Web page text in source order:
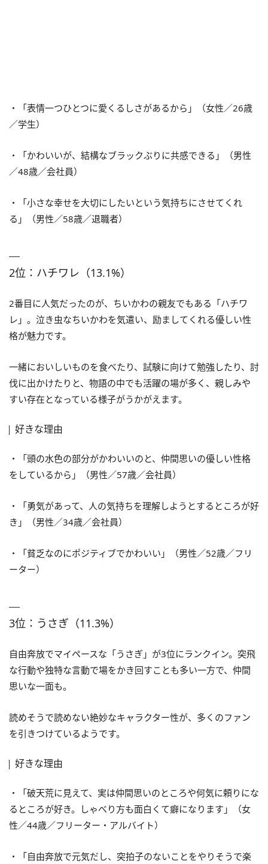
・「表情一つひとつに愛くるしさがあるから」（女性／26歳
／学生）
・「かわいいが、結構なブラックぶりに共感できる」（男性
／48歳／会社員）
・「小さな幸せを大切にしたいという気持ちにさせてくれ
る」（男性／58歳／退職者）
2位：ハチワレ（13.1%）
2番目に人気だったのが、ちいかわの親友でもある「ハチワ
レ」。泣き虫なちいかわを気遣い、励ましてくれる優しい性
格が魅力です。
一緒においしいものを食べたり、試験に向けて勉強したり、討
伐に出かけたりと、物語の中でも活躍の場が多く、親しみや
すい存在となっている様子がうかがえます。
好きな理由
・「頭の水色の部分がかわいいのと、仲間思いの優しい性格
をしているから」（男性／57歳／会社員）
・「勇気があって、人の気持ちを理解しようとするところが好
き」（男性／34歳／会社員）
・「貧乏なのにポジティブでかわいい」（男性／52歳／フリ
ーター）
3位：うさぎ（11.3%）
自由奔放でマイペースな「うさぎ」が3位にランクイン。突飛
な行動や独特な言動で場をかき回すことも多い一方で、仲間
思いな一面も。
読めそうで読めない絶妙なキャラクター性が、多くのファン
を引きつけているようです。
好きな理由
・「破天荒に見えて、実は仲間思いのところや何気に頼りにな
るところが好き。しゃべり方も面白くて癖になります」（女
性／44歳／フリーター・アルバイト）
・「自由奔放で元気だし、突拍子のないことをやりそうで楽